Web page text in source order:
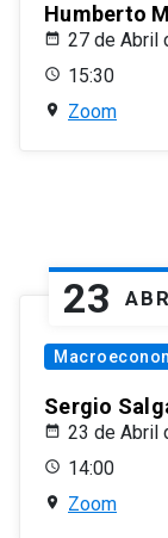
Humberto
27 de Abril
15:30
Zoom
23 ABR
Sergio
23 de Abril
14:00
Zoom